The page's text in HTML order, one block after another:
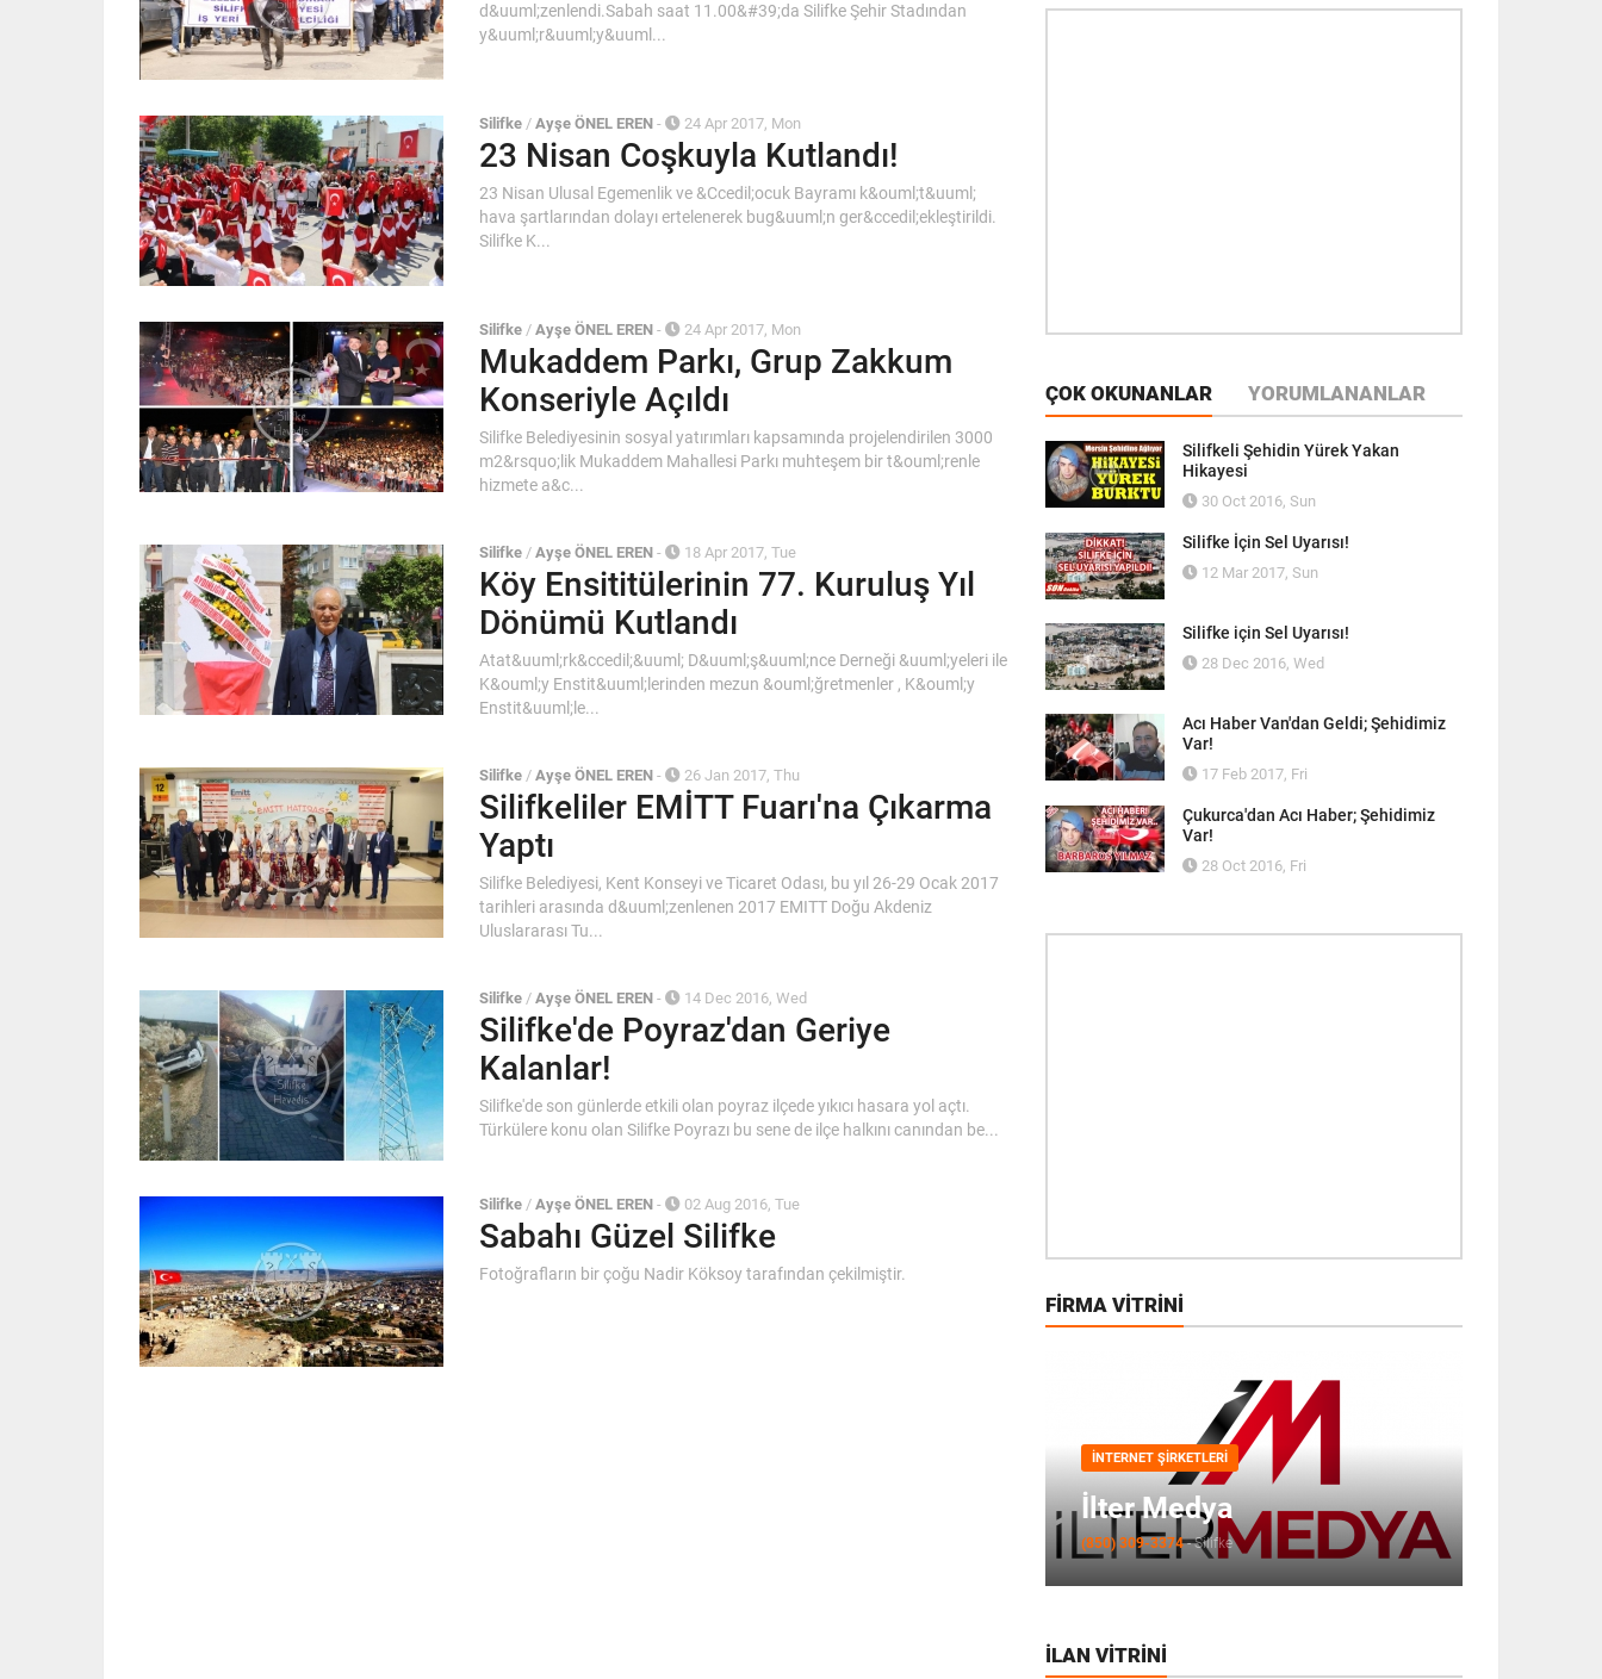
d&uuml;zenlendi.Sabah saat 11.00&#39;da Silifke Şehir Stadından
y&uuml;r&uuml;y&uuml...
Silifke / Ayşe ÖNEL EREN - 24 Apr 2017, Mon
23 Nisan Coşkuyla Kutlandı!
23 Nisan Ulusal Egemenlik ve &Ccedil;ocuk Bayramı k&ouml;t&uuml;
hava şartlarından dolayı ertelenerek bug&uuml;n ger&ccedil;ekleştirildi.
Silifke K...
Silifke / Ayşe ÖNEL EREN - 24 Apr 2017, Mon
Mukaddem Parkı, Grup Zakkum
Konseriyle Açıldı
Silifke Belediyesinin sosyal yatırımları kapsamında projelendirilen 3000
m2&rsquo;lik Mukaddem Mahallesi Parkı muhteşem bir t&ouml;renle
hizmete a&c...
Silifke / Ayşe ÖNEL EREN - 18 Apr 2017, Tue
Köy Ensititülerinin 77. Kuruluş Yıl
Dönümü Kutlandı
Atat&uuml;rk&ccedil;&uuml; D&uuml;ş&uuml;nce Derneği &uuml;yeleri ile
K&ouml;y Enstit&uuml;lerinden mezun &ouml;ğretmenler , K&ouml;y
Enstit&uuml;le...
Silifke / Ayşe ÖNEL EREN - 26 Jan 2017, Thu
Silifkeliler EMİTT Fuarı'na Çıkarma
Yaptı
Silifke Belediyesi, Kent Konseyi ve Ticaret Odası, bu yıl 26-29 Ocak 2017
tarihleri arasında d&uuml;zenlenen 2017 EMITT Doğu Akdeniz
Uluslararası Tu...
Silifke / Ayşe ÖNEL EREN - 14 Dec 2016, Wed
Silifke'de Poyraz'dan Geriye
Kalanlar!
Silifke'de son günlerde etkili olan poyraz ilçede yıkıcı hasara yol açtı.
Türkülere konu olan Silifke Poyrazı bu sene de ilçe halkını canından be...
Silifke / Ayşe ÖNEL EREN - 02 Aug 2016, Tue
Sabahı Güzel Silifke
Fotoğrafların bir çoğu Nadir Köksoy tarafından çekilmiştir.
ÇOK OKUNANLAR YORUMLANANLAR
Silifkeli Şehidin Yürek Yakan
Hikayesi
30 Oct 2016, Sun
Silifke İçin Sel Uyarısı!
12 Mar 2017, Sun
Silifke için Sel Uyarısı!
28 Dec 2016, Wed
Acı Haber Van'dan Geldi; Şehidimiz
Var!
17 Feb 2017, Fri
Çukurca'dan Acı Haber; Şehidimiz
Var!
28 Oct 2016, Fri
FIRMA VITRINI
İNTERNET ŞIRKETLERI
İlter Medya
(850) 309-3374-Silifke
İLAN VITRINI